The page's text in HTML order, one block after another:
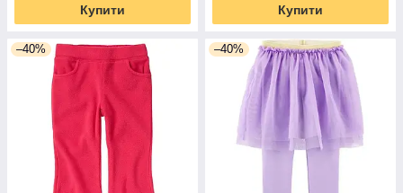
Купити Купити
–40% –40%